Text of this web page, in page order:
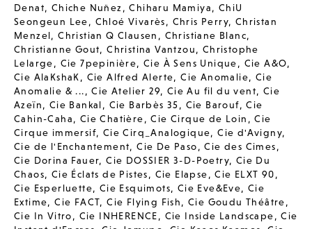
Denat, Chiche Nuñez ,Chiharu Mamiya, ChiU
Seongeun Lee, Chloé Vivarès, Chris Perry, Christan
Menzel,Christian Q Clausen , Christiane Blanc,
Christianne Gout,Christina Vantzou, Christophe
Lelarge, Cie 7pepinière,Cie À Sens Unique, Cie A&O,
Cie AlaKshaK, Cie Alfred Alerte,Cie Anomalie, Cie
Anomalie & ...,Cie Atelier 29, Cie Au fil du vent, Cie
Azeïn, Cie Bankal, Cie Barbès 35, Cie Barouf,Cie
Cahin-Caha, Cie Chatière,Cie Cirque de Loin ,Cie
Cirque immersif, Cie Cirq_Analogique,Cie d'Avigny,
Cie de l'Enchantement,Cie De Paso,Cie des Cimes,
Cie Dorina Fauer,Cie DOSSIER 3-D-Poetry, Cie Du
Chaos, Cie Éclats de Pistes, Cie Elapse,Cie ELXT 90,
Cie Esperluette, Cie Esquimots, Cie Eve&Eve,Cie
Extime,Cie FACT,Cie Flying Fish,Cie Goudu Théâtre,
Cie In Vitro, Cie INHERENCE, Cie Inside Landscape,Cie